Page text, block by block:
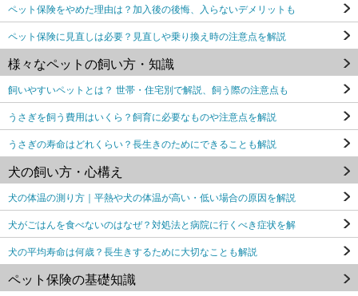
ペット保険をやめた理由は？加入後の後悔、入らないデメリットも
ペット保険に見直しは必要？見直しや乗り換え時の注意点を解説
様々なペットの飼い方・知識
飼いやすいペットとは？ 世帯・住宅別で解説、飼う際の注意点も
うさぎを飼う費用はいくら？飼育に必要なものや注意点を解説
うさぎの寿命はどれくらい？長生きのためにできることも解説
犬の飼い方・心構え
犬の体温の測り方｜平熱や犬の体温が高い・低い場合の原因を解説
犬がごはんを食べないのはなぜ？対処法と病院に行くべき症状を解
犬の平均寿命は何歳？長生きするために大切なことも解説
ペット保険の基礎知識